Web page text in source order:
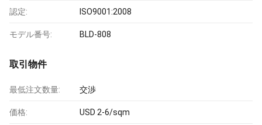
認定: ISO9001:2008
モデル番号: BLD-808
取引物件
最低注文数量: 交渉
価格: USD 2-6/sqm